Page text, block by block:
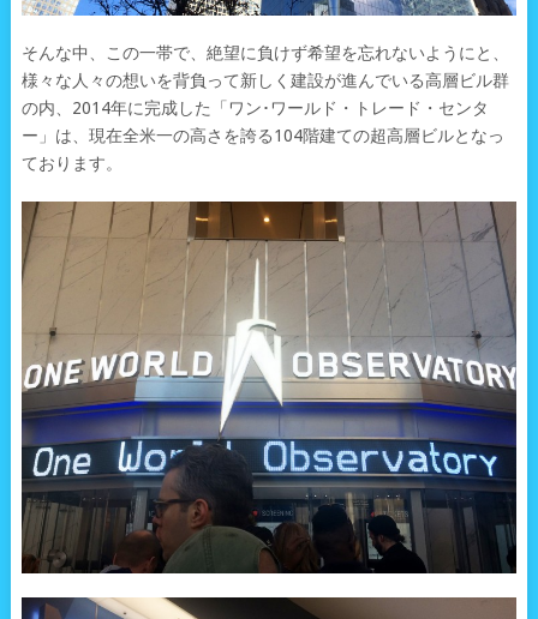
そんな中、この一帯で、絶望に負けず希望を忘れないようにと、
様々な人々の想いを背負って新しく建設が進んでいる高層ビル群
の内、2014年に完成した「ワン･ワールド・トレード・センタ
ー」は、現在全米一の高さを誇る104階建ての超高層ビルとなっ
ております。